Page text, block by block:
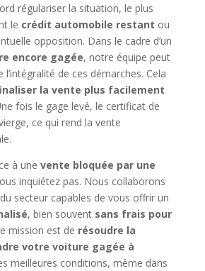
régulariser la situation, le plus
le crédit automobile restant ou
opposition. Dans le cadre d’un
encore gagée, notre équipe peut
l’intégralité de ces démarches. Cela
la vente plus facilement
fois le gage levé, le certificat de
ce qui rend la vente
à une vente bloquée par une
inquiétez pas. Nous collaborons
secteur capables de vous offrir un
, bien souvent sans frais pour
mission est de résoudre la
votre voiture gagée à
meilleures conditions, même dans